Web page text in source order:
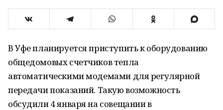
В Уфе планируется приступить к оборудованию
общедомовых счетчиков тепла
автоматическими модемами для регулярной
передачи показаний. Такую возможность
обсудили 4 января на совещании в